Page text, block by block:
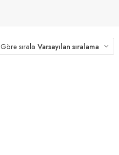
Göre sırala Varsayılan sıralama